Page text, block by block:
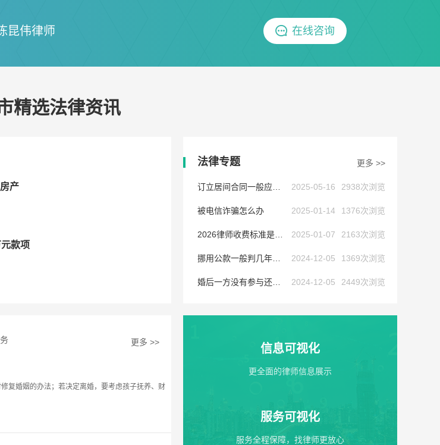
昆伟律师 在线咨询
精选法律资讯
产
款项
更多 >>
复婚姻的办法；若决定离婚，要考虑孩子抚养、财
更多 >>
法律专题
2938次浏览
2025-05-16
订立居间合同一般应当注意哪些问题
1376次浏览
2025-01-14
被电信诈骗怎么办
2163次浏览
2025-01-07
2026律师收费标准是多少
1369次浏览
2024-12-05
挪用公款一般判几年以上
2449次浏览
2024-12-05
婚后一方没有参与还贷,债务怎么处理
信息可视化
更全面的律师信息展示
服务可视化
服务全程保障，找律师更放心